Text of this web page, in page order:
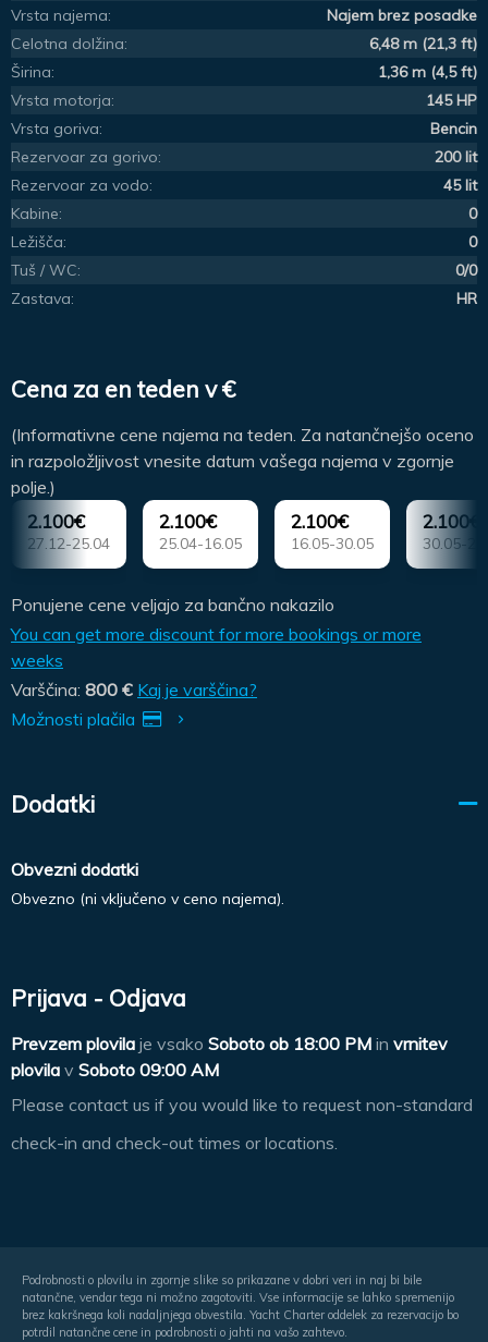
Vrsta najema:
Najem brez posadke
Celotna dolžina:
6,48 m (21,3 ft)
Širina:
1,36 m (4,5 ft)
Vrsta motorja:
145 HP
Vrsta goriva:
Bencin
Rezervoar za gorivo:
200 lit
Rezervoar za vodo:
45 lit
Kabine:
0
Ležišča:
0
Tuš / WC:
0/0
Zastava:
HR
Cena za en teden v €
(Informativne cene najema na teden. Za natančnejšo oceno
in razpoložljivost vnesite datum vašega najema v zgornje
polje.)
2.100€
27.12-25.04
2.100€
25.04-16.05
2.100€
16.05-30.05
2.100€
30.05-
Ponujene cene veljajo za bančno nakazilo
You can get more discount for more bookings or more
weeks
Varščina: 800 € Kaj je varščina?
Možnosti plačila
Dodatki
Obvezni dodatki
Obvezno (ni vključeno v ceno najema).
Prijava - Odjava
Prevzem plovila je vsako Soboto ob 18:00 PM in vrnitev
plovila v Soboto 09:00 AM
Please contact us if you would like to request non-standard
check-in and check-out times or locations.
Podrobnosti o plovilu in zgornje slike so prikazane v dobri veri in naj bi bile
natančne, vendar tega ni možno zagotoviti. Vse informacije se lahko spremenijo
brez kakršnega koli nadaljnjega obvestila. Yacht Charter oddelek za rezervacijo bo
potrdil natančne cene in podrobnosti o jahti na vašo zahtevo.